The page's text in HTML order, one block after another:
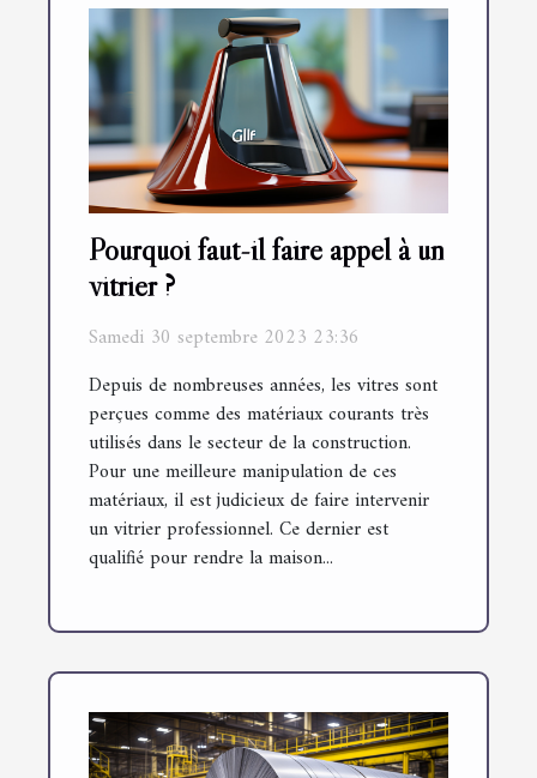
Pourquoi faut-il faire appel à un
vitrier ?
Samedi 30 septembre 2023 23:36
Depuis de nombreuses années, les vitres sont
perçues comme des matériaux courants très
utilisés dans le secteur de la construction.
Pour une meilleure manipulation de ces
matériaux, il est judicieux de faire intervenir
un vitrier professionnel. Ce dernier est
qualifié pour rendre la maison...